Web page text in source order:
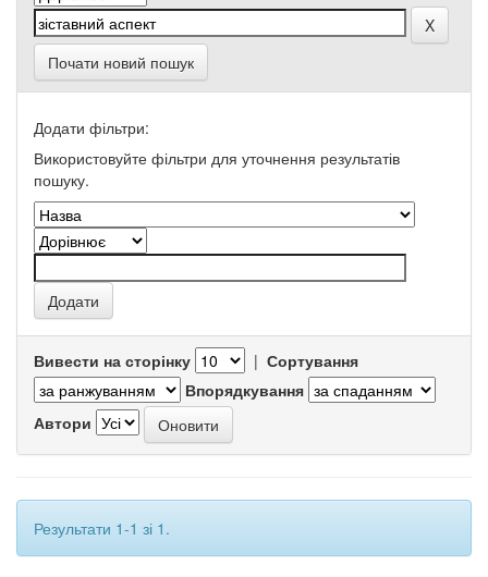
Почати новий пошук
Додати фільтри:
Використовуйте фільтри для уточнення результатів
пошуку.
Вивести на сторінку | Сортування
Впорядкування
Автори
Результати 1-1 зі 1.